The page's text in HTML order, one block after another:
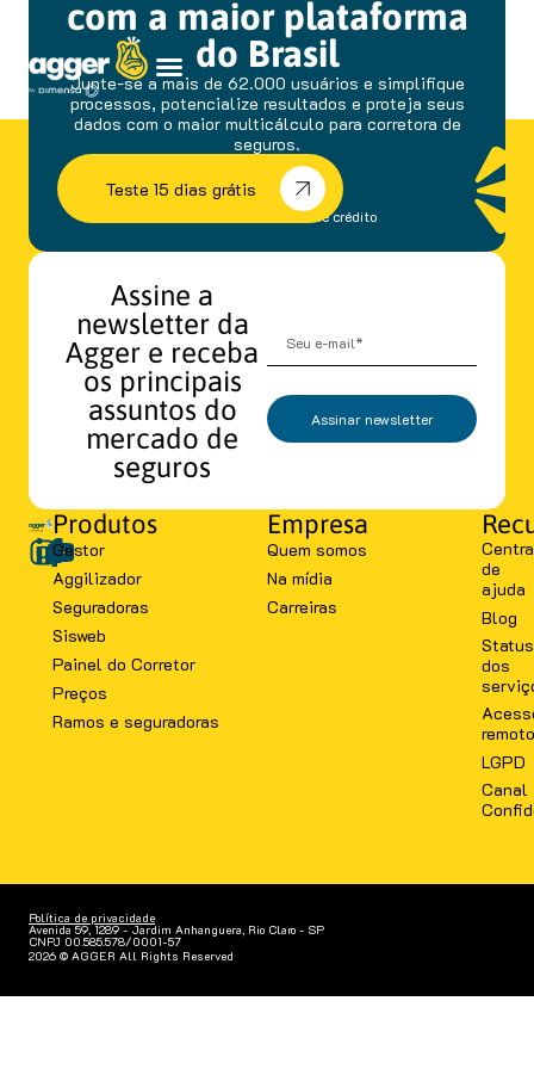
com a maior plataforma
do Brasil
Junte-se a mais de 62.000 usuários e simplifique
processos, potencialize resultados e proteja seus
dados com o maior multicálculo para corretora de
seguros.
Teste 15 dias grátis
sem fidelidade e cartão de crédito
Assine a
newsletter da
Agger e receba
os principais
assuntos do
mercado de
seguros
Assinar newsletter
Produtos
Gestor
Aggilizador
Seguradoras
Sisweb
Painel do Corretor
Preços
Ramos e seguradoras
Empresa
Quem somos
Na mídia
Carreiras
de
ajuda
Blog
Status
dos
remoto
LGPD
Canal
Política de privacidade
Avenida 59, 1289 - Jardim Anhanguera, Rio Claro - SP
CNPJ 00.585.578/0001-57
2026 © AGGER All Rights Reserved